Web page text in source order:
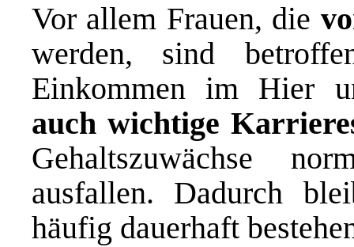
Vor allem Frauen, die
werden, sind
Einkommen im Hier
auch wichtige
Gehaltszuwächse
ausfallen. Dadurch
häufig dauerhaft